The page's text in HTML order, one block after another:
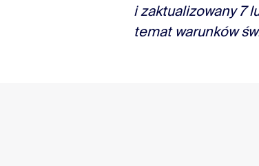
i zaktualizowany7
temat warunków